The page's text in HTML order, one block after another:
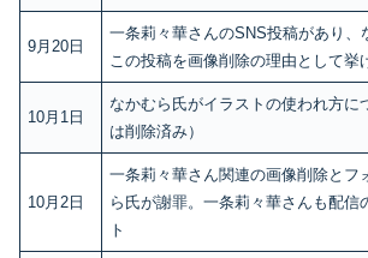
9月20日
一条莉々華さんのSNS投稿があり、
この投稿を画像削除の理由として挙
10月1日
なかむら氏がイラストの使われ方に
は削除済み）
10月2日
一条莉々華さん関連の画像削除とフ
ら氏が謝罪。一条莉々華さんも配信
ト